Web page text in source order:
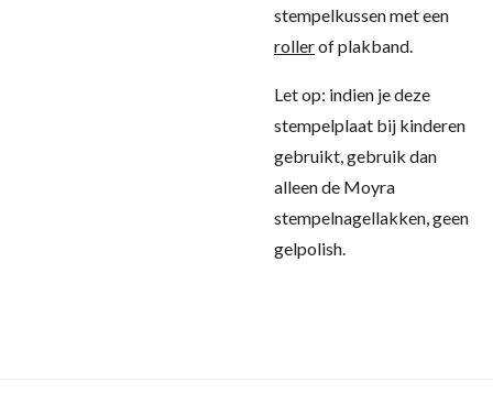
stempelkussen met een
rollerof plakband.
Let op: indien je deze
stempelplaat bij kinderen
gebruikt, gebruik dan
alleen de Moyra
stempelnagellakken, geen
gelpolish.